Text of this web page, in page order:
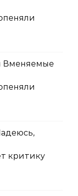
Вменяемые
критику